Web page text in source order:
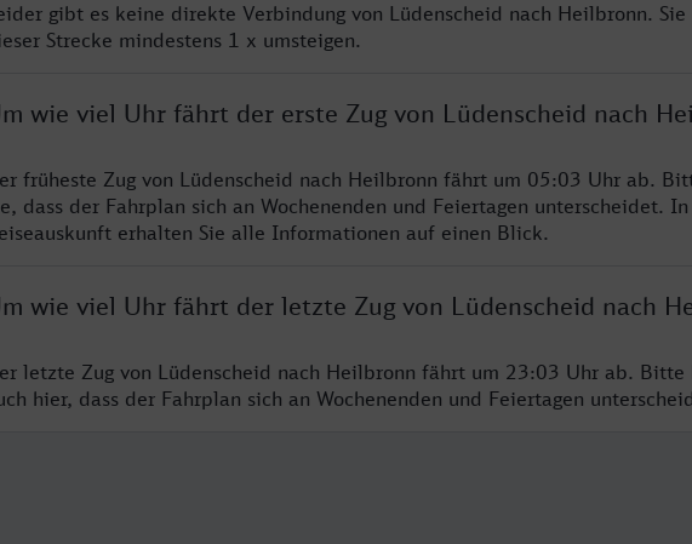
gibt es keine direkte Verbindung von Lüdenscheid nach Heilbronn. Sie
Strecke mindestens 1 x umsteigen.
wie viel Uhr fährt der erste Zug von Lüdenscheid nach
früheste Zug von Lüdenscheid nach Heilbronn fährt um 05:03 Uhr ab.
dass der Fahrplan sich an Wochenenden und Feiertagen unterscheidet.
erhalten Sie alle Informationen auf einen Blick.
wie viel Uhr fährt der letzte Zug von Lüdenscheid nach
letzte Zug von Lüdenscheid nach Heilbronn fährt um 23:03 Uhr ab. Bitte
hier, dass der Fahrplan sich an Wochenenden und Feiertagen